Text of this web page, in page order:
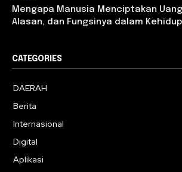
Mengapa Manusia Menciptakan
Alasan, dan Fungsinya dalam
CATEGORIES
DAERAH
Berita
Internasional
Digital
Aplikasi